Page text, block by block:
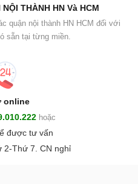
THÀNH HN Và HCM
quận nội thành HN HCM đối với
sẵn tại từng miền.
online
hoặc
được tư vấn
2-Thứ 7. CN nghỉ